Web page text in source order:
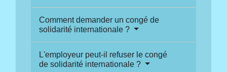
Comment demander un congé de
solidarité internationale ?
L'employeur peut-il refuser le congé
de solidarité internationale ?